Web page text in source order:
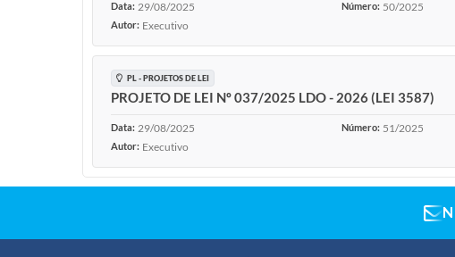
Data: 29/08/2025 Número: 50/2025
Autor: Executivo
PL - PROJETOS DE LEI
PROJETO DE LEI Nº 037/2025 LDO - 2026 (LEI 3587)
Data: 29/08/2025 Número: 51/2025
Autor: Executivo